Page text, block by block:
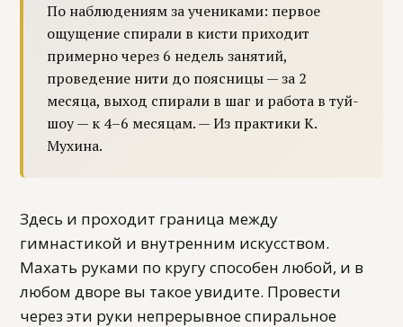
По наблюдениям за учениками: первое
ощущение спирали в кисти приходит
примерно через 6 недель занятий,
проведение нити до поясницы — за 2
месяца, выход спирали в шаг и работа в туй-
шоу — к 4–6 месяцам. — Из практики К.
Мухина.
Здесь и проходит граница между
гимнастикой и внутренним искусством.
Махать руками по кругу способен любой, и в
любом дворе вы такое увидите. Провести
через эти руки непрерывное спиральное